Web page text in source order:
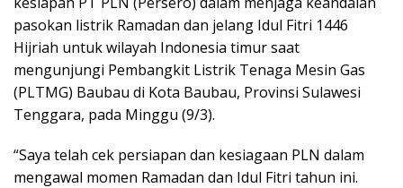
pasokan listrik Ramadan dan jelang Idul Fitri 1446
Hijriah untuk wilayah Indonesia timur saat
mengunjungi Pembangkit Listrik Tenaga Mesin Gas
(PLTMG) Baubau di Kota Baubau, Provinsi Sulawesi
Tenggara, pada Minggu (9/3).
“Saya telah cek persiapan dan kesiagaan PLN dalam
mengawal momen Ramadan dan Idul Fitri tahun ini.